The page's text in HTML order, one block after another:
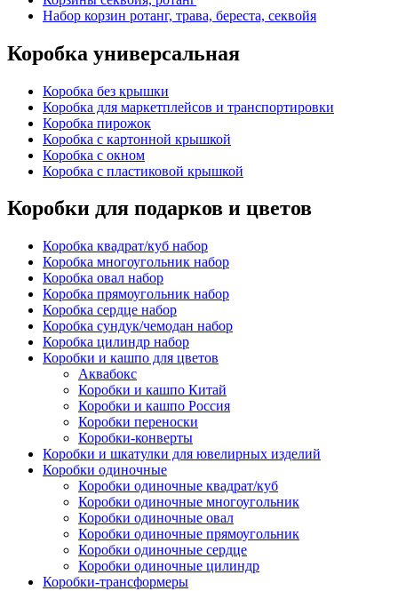
Набор корзин ротанг, трава, береста, секвойя
Коробка универсальная
Коробка без крышки
Коробка для маркетплейсов и транспортировки
Коробка пирожок
Коробка с картонной крышкой
Коробка с окном
Коробка с пластиковой крышкой
Коробки для подарков и цветов
Коробка квадрат/куб набор
Коробка многоугольник набор
Коробка овал набор
Коробка прямоугольник набор
Коробка сердце набор
Коробка сундук/чемодан набор
Коробка цилиндр набор
Коробки и кашпо для цветов
Аквабокс
Коробки и кашпо Китай
Коробки и кашпо Россия
Коробки переноски
Коробки-конверты
Коробки и шкатулки для ювелирных изделий
Коробки одиночные
Коробки одиночные квадрат/куб
Коробки одиночные многоугольник
Коробки одиночные овал
Коробки одиночные прямоугольник
Коробки одиночные сердце
Коробки одиночные цилиндр
Коробки-трансформеры